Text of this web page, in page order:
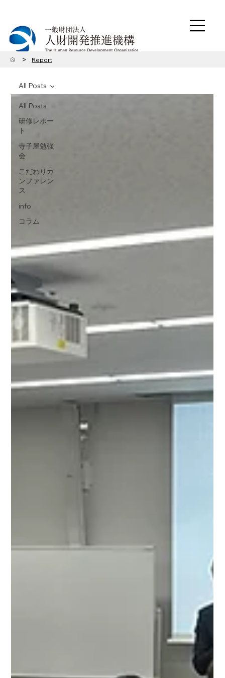
> Report
All Posts
研修レポー
ト
寺子屋勉強
会
こだわりカ
ンファレン
ス
info
コラム
All Posts